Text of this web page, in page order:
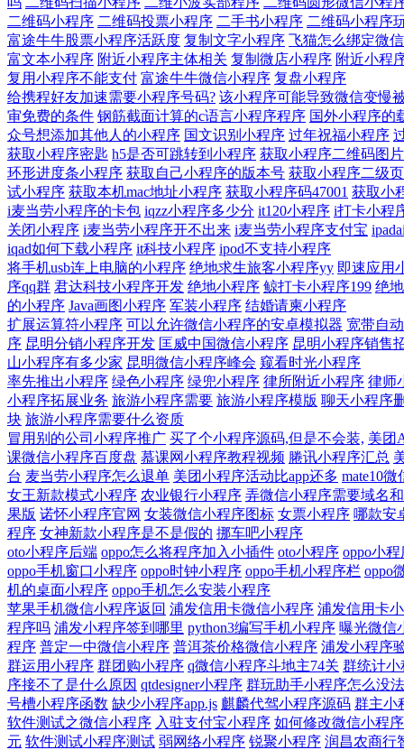
二维码小程序 二维码投票小程序 二手书小程序 二维码小程序
富途牛牛股票小程序活跃度 复制文字小程序 飞猫怎么绑定微
富文本小程序 附近小程序主体相关 复制微店小程序 附近小程
复用小程序不能支付 富途牛牛微信小程序 复盘小程序
给携程好友加速需要小程序号码? 该小程序可能导致微信变慢
审免费的条件 钢筋截面计算的c语言小程序程序 国外小程序的
众号想添加其他人的小程序 国文识别小程序 过年祝福小程序
获取小程序密匙 h5是否可跳转到小程序 获取小程序二维码图片
环形进度条小程序 获取自己小程序的版本号 获取小程序二级
试小程序 获取本机mac地址小程序 获取小程序码47001 获取小
i麦当劳小程序的卡包 iqzz小程序多少分 it120小程序 i打卡小程
关闭小程序 i麦当劳小程序开不出来 i麦当劳小程序支付宝
iqad如何下载小程序 it科技小程序 ipod不支持小程序
将手机usb连上电脑的小程序 绝地求生旅客小程序yy 即速应用
序qq群 君达科技小程序开发 绝地小程序 鲸打卡小程序199 绝
的小程序 Java画图小程序 军装小程序 结婚请柬小程序
扩展运算符小程序 可以允许微信小程序的安卓模拟器 宽带自
序 昆明分销小程序开发 匡威中国微信小程序 昆明小程序销售
山小程序有多少家 昆明微信小程序峰会 窥看时光小程序
率先推出小程序 绿色小程序 绿兜小程序 律所附近小程序 律师
小程序拓展业务 旅游小程序需要 旅游小程序模版 聊天小程序
块 旅游小程序需要什么资质
冒用别的公司小程序推广 买了个小程序源码,但是不会装, 美团
课微信小程序百度盘 慕课网小程序教程视频 腃讯小程序汇总
台 麦当劳小程序怎么退单 美团小程序活动比app还多 mate10
女王新款模式小程序 农业银行小程序 弄微信小程序需要域名
果版 诺怀小程序官网 女装微信小程序图标 女票小程序 哪款安
程序 女神新款小程序是不是假的 挪车吧小程序
oto小程序后端 oppo怎么将程序加入小插件 oto小程序 oppo小
oppo手机窗口小程序 oppo时钟小程序 oppo手机小程序栏 oppo
机的桌面小程序 oppo手机怎么安装小程序
苹果手机微信小程序返回 浦发信用卡微信小程序 浦发信用卡
程序吗 浦发小程序签到哪里 python3编写手机小程序 曝光微信
程序 普定一中微信小程序 普洱茶价格微信小程序 浦发小程序
群运用小程序 群团购小程序 q微信小程序斗地主74关 群统计小
序接不了是什么原因 qtdesigner小程序 群玩助手小程序怎么没
号槽小程序函数 缺少小程序app.js 麒麟代驾小程序源码 群主小
软件测试之微信小程序 入驻支付宝小程序 如何修改微信小程
元 软件测试小程序测试 弱网络小程序 锐聚小程序 润昌农商行